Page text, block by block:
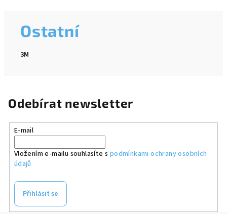
Ostatní
3M
Odebírat newsletter
E-mail
Vložením e-mailu souhlasíte s podmínkami ochrany osobních
údajů
Přihlásit se